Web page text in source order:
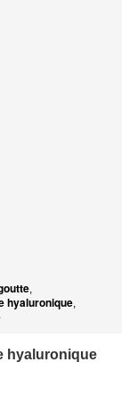
,
hyaluronique,
hyaluronique